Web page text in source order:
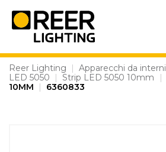
content
Reer Lighting | Apparecchi da interni
LED 5050
| Strip LED 5050 10mm |
10MM
| 6360833